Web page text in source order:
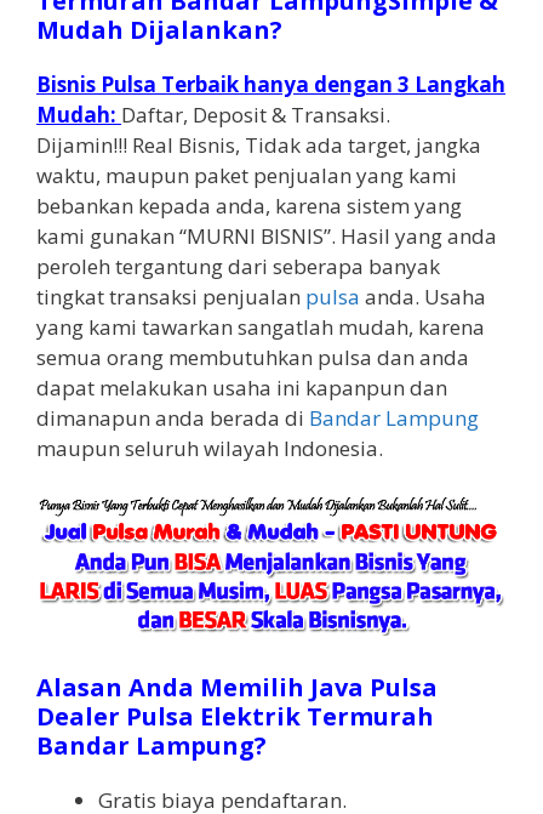
Mudah Dijalankan?
Bisnis Pulsa Terbaik hanya dengan 3 Langkah
Mudah: Daftar, Deposit & Transaksi.
Dijamin!!! Real Bisnis, Tidak ada target, jangka
waktu, maupun paket penjualan yang kami
bebankan kepada anda, karena sistem yang
kami gunakan “MURNI BISNIS”. Hasil yang anda
peroleh tergantung dari seberapa banyak
tingkat transaksi penjualan pulsa anda. Usaha
yang kami tawarkan sangatlah mudah, karena
semua orang membutuhkan pulsa dan anda
dapat melakukan usaha ini kapanpun dan
dimanapun anda berada di Bandar Lampung
maupun seluruh wilayah Indonesia.
Alasan Anda Memilih Java Pulsa
Dealer Pulsa Elektrik Termurah
Bandar Lampung?
Gratis biaya pendaftaran.